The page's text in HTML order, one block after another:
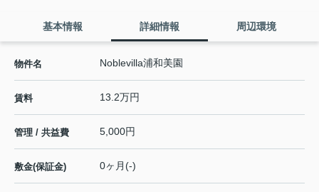
基本情報 詳細情報 周辺環境
物件名 Noblevilla浦和美園
賃料 13.2万円
管理 / 共益費 5,000円
敷金(保証金) 0ヶ月(-)